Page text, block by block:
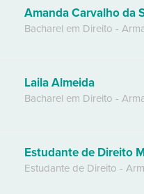
Amanda Carvalho da
Bacharel em Direito -
Laila Almeida
Bacharel em Direito -
Estudante de Direito
Estudante de Direito -